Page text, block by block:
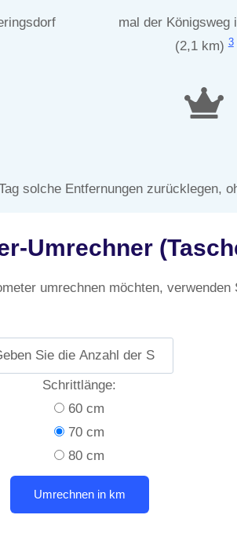
mal der Königsweg
(2,1 km)3
solche Entfernungen zurücklegen,
Umrechner
umrechnen möchten, verwenden
Schrittlänge:
60 cm
70 cm
80 cm